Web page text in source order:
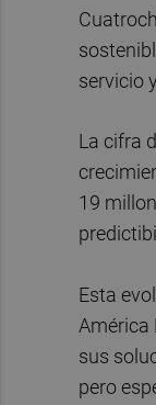
servicio
La cifra
19
Esta
América
sus
pero